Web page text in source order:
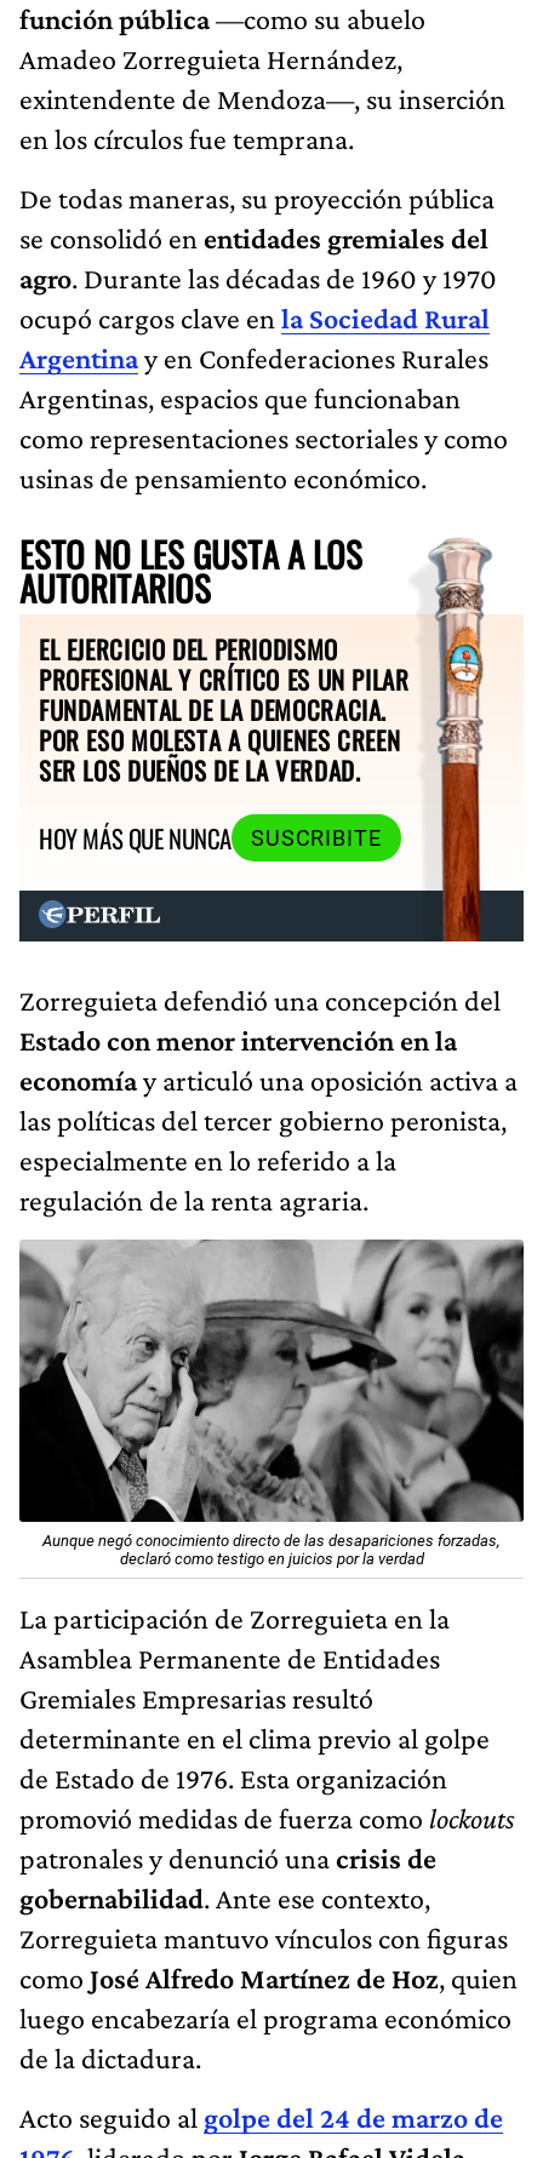
función pública—como su abuelo
Amadeo Zorreguieta Hernández,
exintendente de Mendoza—, su inserción
en los círculos fue temprana.
De todas maneras, su proyección pública
se consolidó en entidades gremiales del
agro. Durante las décadas de 1960 y 1970
ocupó cargos clave en la Sociedad Rural
Argentinay en Confederaciones Rurales
Argentinas, espacios que funcionaban
como representaciones sectoriales y como
usinas de pensamiento económico.
ESTO NO LES GUSTA A LOS
AUTORITARIOS
EL EJERCICIO DEL PERIODISMO
PROFESIONAL Y CRÍTICO ES UN PILAR
FUNDAMENTAL DE LA DEMOCRACIA.
POR ESO MOLESTA A QUIENES CREEN
SER LOS DUEÑOS DE LA VERDAD.
HOY MÁS QUE NUNCA
SUSCRIBITE
Zorreguieta defendió una concepción del
Estado con menor intervención en la
economíay articuló una oposición activa a
las políticas del tercer gobierno peronista,
especialmente en lo referido a la
regulación de la renta agraria.
Aunque negó conocimiento directo de las desapariciones forzadas,
declaró como testigo en juicios por la verdad
La participación de Zorreguieta en la
Asamblea Permanente de Entidades
Gremiales Empresarias resultó
determinante en el clima previo al golpe
de Estado de 1976. Esta organización
promovió medidas de fuerza como lockouts
patronales y denunció unacrisis de
gobernabilidad. Ante ese contexto,
Zorreguieta mantuvo vínculos con figuras
como José Alfredo Martínez de Hoz, quien
luego encabezaría el programa económico
de la dictadura.
Acto seguido al golpe del 24 de marzo de